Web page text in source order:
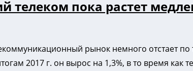
телеком пока растет
рынок немного отстает по
2017 г. он вырос на 1,3%, в то время как